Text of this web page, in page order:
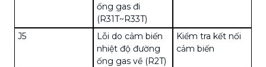
ống gas đi
(R31T~R33T)
J5
Lỗi do cảm biến
nhiệt độ đường
ống gas về (R2T)
Kiểm tra kết nối
cảm biến